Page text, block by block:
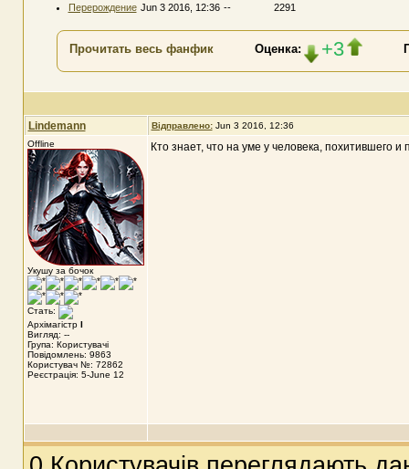
Перерождение Jun 3 2016, 12:36 -- 2291
Прочитать весь фанфик Оценка: +3
Lindemann Відправлено: Jun 3 2016, 12:36
Offline
Укушу за бочок
Стать:
Архімагістр I
Вигляд: --
Група: Користувачі
Повідомлень: 9863
Користувач №: 72862
Реєстрація: 5-June 12
Кто знает, что на уме у человека, похитившего